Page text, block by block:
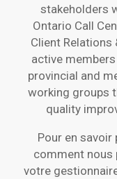
stakeholders
Ontario Call
Client
active
provincial and
working groups
quality
Pour en
comment nous
votre